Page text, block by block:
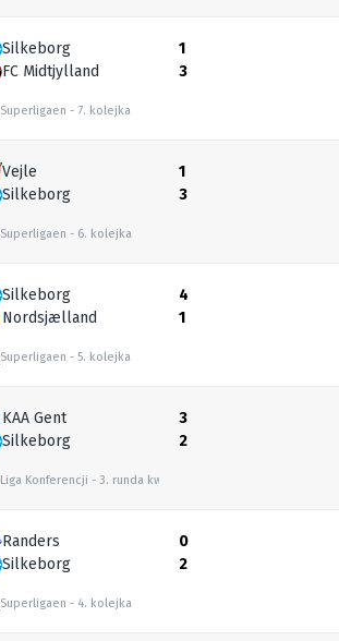
Silkeborg
FC Midtjylland
Superligaen 7. kolejka
1
3
Vejle
Silkeborg
Superligaen 6. kolejka
1
3
Silkeborg
Nordsjælland
Superligaen 5. kolejka
4
1
KAA Gent
Silkeborg
Liga Konferencji 3. runda kwalifikacyjna
3
2
Randers
Silkeborg
Superligaen 4. kolejka
0
2